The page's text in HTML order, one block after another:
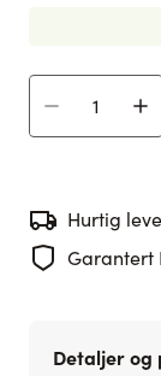
Antall
Hurtig
Garantert
Detaljer og